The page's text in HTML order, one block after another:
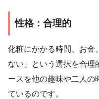
性格：合理的
化粧にかかる時間、お金
ない」という選択を合理
ースを他の趣味や二人の
ているのです。